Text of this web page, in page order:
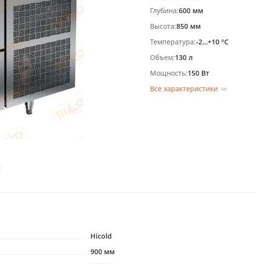
Глубина 600 мм
Высота 850 мм
Температура -2…+10 °С
Объем 130 л
Мощность 150 Вт
Все характеристики
Hicold
900 мм